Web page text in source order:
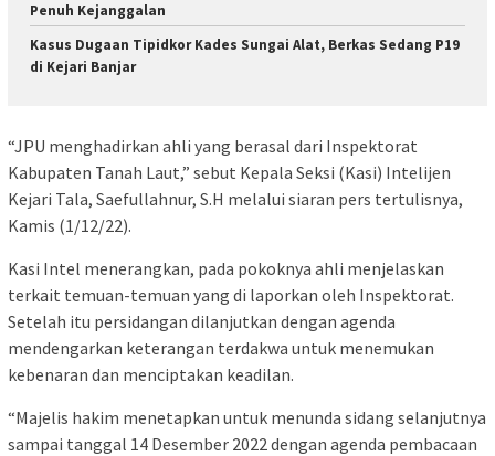
Penuh Kejanggalan
Kasus Dugaan Tipidkor Kades Sungai Alat, Berkas Sedang P19
di Kejari Banjar
“JPU menghadirkan ahli yang berasal dari Inspektorat
Kabupaten Tanah Laut,” sebut Kepala Seksi (Kasi) Intelijen
Kejari Tala, Saefullahnur, S.H melalui siaran pers tertulisnya,
Kamis (1/12/22).
Kasi Intel menerangkan, pada pokoknya ahli menjelaskan
terkait temuan-temuan yang di laporkan oleh Inspektorat.
Setelah itu persidangan dilanjutkan dengan agenda
mendengarkan keterangan terdakwa untuk menemukan
kebenaran dan menciptakan keadilan.
“Majelis hakim menetapkan untuk menunda sidang selanjutnya
sampai tanggal 14 Desember 2022 dengan agenda pembacaan